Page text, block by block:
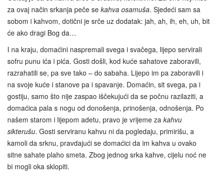
za ovaj način srkanja peče se kahva osamuša. Sjedeći sam sa
sobom i kahvom, dotični je srče uz dodatak: jah, ah, ih, eh, uh, bit
će ako dragi Bog da…
I na kraju, domaćini naspremali svega i svačega, lijepo servirali
sofru punu ića i pića. Gosti došli, kod kuće sahatove zaboravili,
razrahatili se, pa sve tako – do sabaha. Lijepo im pa zaboravili i
na svoje kuće i stanove pa i spavanje. Domaćin, sit svega, pa i
gostiju, samo što nije zaspao iščekujući da se počnu razilaziti, a
domaćica pala s nogu od donošenja, prinošenja, odnošenja. Po
našem starom i lijepom adetu, pravo je vrijeme za kahvu
sikterušu. Gosti serviranu kahvu ni da pogledaju, primirišu, a
kamoli da srknu, pravdajući se domaćici da im kahva u ovako
sitne sahate plaho smeta. Zbog jednog srka kahve, cijelu noć ne
bi mogli oka sklopiti.